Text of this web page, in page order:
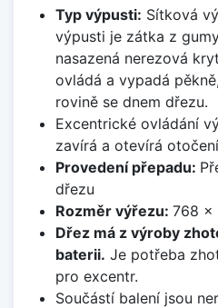
Typ výpusti: Sítková
výpusti je zátka z
nasazená nerezová
ovládá a vypadá
rovině se dnem dřezu.
Excentrické ovládání
zavírá a otevírá
Provedení přepadu:
dřezu
Rozměr výřezu: 768 x
Dřez má z výroby
baterii. Je potřeba
pro excentr.
Součástí balení jsou